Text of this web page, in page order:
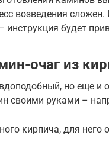
возведения
будет
очаг из
но еще и
своими руками –
кирпича, для него